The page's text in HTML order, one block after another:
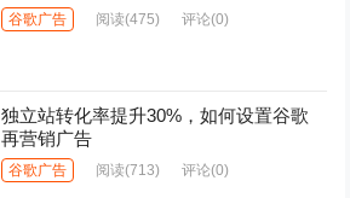
谷歌广告 阅读(475) 评论(0)
独立站转化率提升30%，如何设置谷歌
再营销广告
谷歌广告 阅读(713) 评论(0)